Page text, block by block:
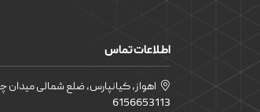
اطلاعات تماس
اهواز، کیانپارس، ضلع شمالی میدان
6156653113